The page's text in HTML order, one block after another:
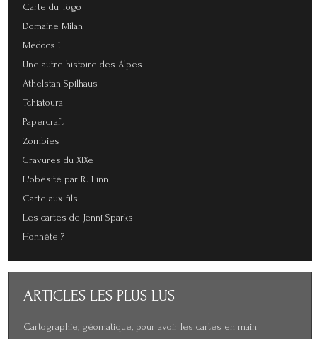
Carte du Togo
Domaine Milan
Médocs !
Une autre histoire des Alpes
Athelstan Spilhaus
Tchiatoura
Papercraft
Zombies
Gravures du XIXe
L'obésité par R. Linn
Carte aux fils
Les cartes de Jenni Sparks
Honnête ?
ARTICLES LES PLUS LUS
Cartographie, géomatique, pour avoir les cartes en main